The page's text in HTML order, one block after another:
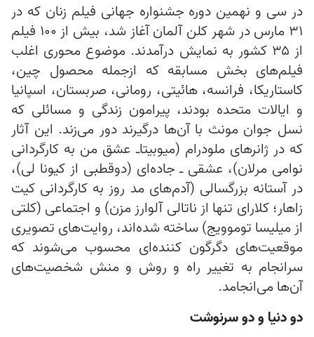
در سی و نهمین دوره جشنواره جهانی فیلم زنان که در
۳۱ مارس در شهر کلن آلمان آغاز شد، بیش از ۱۰۰ فیلم
از ۳۵ کشور به نمایش درآمدند. موضوع محوری اغلب
فیلم‌های بخش مسابقه که ازجمله محصول چین،
کاستاریکا، فرانسه، هائیتی، رومانی، صربستان، اسپانیا
و ایالات متحده بودند، پیرامون زندگی و مسائلی که
نسل‌ جوان مونث با آن‌ها درگیرند دور می‌زند. ‌این آثار
که در ژانرهای ملودرام (میوبیتاـ عشق من به کارگردانی
نوامی مرلان)، عشقی ـ جاده‌ای (دوقطبی از کیونا لی)،
در آستانه بزرگسالی (آدم‌های مد‌ روز به کارگردانی کیت
زاهار؛ کلارای تنها از ناتالی آلوارز مزن) و اجتماعی (کلتی
از میلیسا توموویج) ساخته شده‌اند، روایت‌های تصویری
موقعیت‌های دگرگون ‌کننده‌‌ای محسوب می‌شوند که
سرانجام به تغییر راه و روش و منش شخصیت‌های
آن‌ها می‌انجامد.
دو دنیا و دو سرنوشت